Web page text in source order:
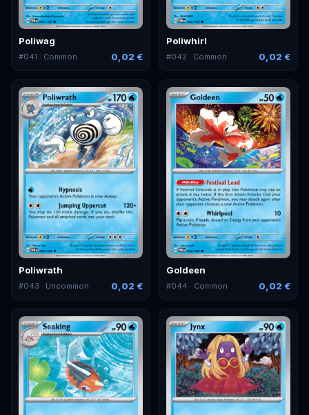
Poliwag
#041 · Common 0,02 €
Poliwhirl
#042 · Common 0,02 €
Poliwrath
#043 · Uncommon 0,02 €
Goldeen
#044 · Common 0,02 €